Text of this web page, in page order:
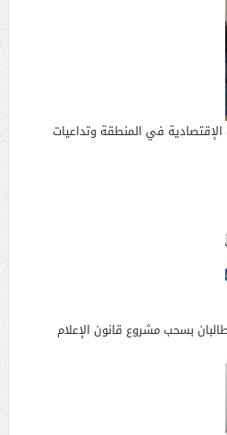
في المنطقة وتداعيات
بسحب مشروع قانون الإعلام